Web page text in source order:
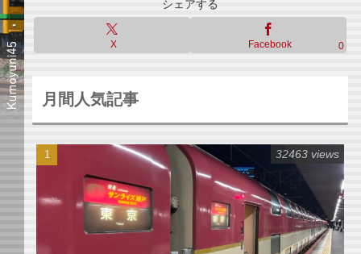
シェアする
X Facebook 0
月間人気記事
32463 views